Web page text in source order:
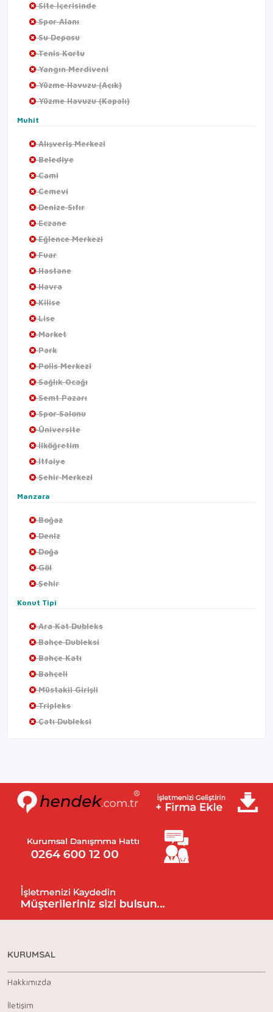
Site İçerisinde
Spor Alanı
Su Deposu
Tenis Kortu
Yangın Merdiveni
Yüzme Havuzu (Açık)
Yüzme Havuzu (Kapalı)
Muhit
Alışveriş Merkezi
Belediye
Cami
Cemevi
Denize Sıfır
Eczane
Eğlence Merkezi
Fuar
Hastane
Havra
Kilise
Lise
Market
Park
Polis Merkezi
Sağlık Ocağı
Semt Pazarı
Spor Salonu
Üniversite
İlköğretim
İtfaiye
Şehir Merkezi
Manzara
Boğaz
Deniz
Doğa
Göl
Şehir
Konut Tipi
Ara Kat Dubleks
Bahçe Dubleksi
Bahçe Katı
Bahçeli
Müstakil Girişli
Tripleks
Çatı Dubleksi
KURUMSAL
Hakkımızda
İletişim